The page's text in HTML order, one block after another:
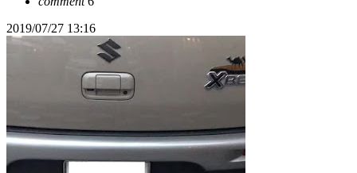
2019/07/27 13:16